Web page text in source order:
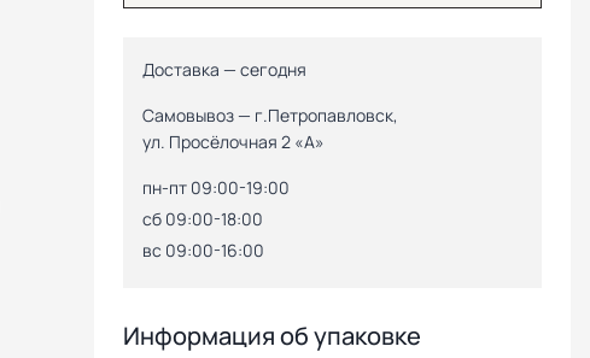
Доставка — сегодня
Самовывоз — г.Петропавловск,
ул. Просёлочная 2 «А»
пн-пт 09:00-19:00
сб 09:00-18:00
вс 09:00-16:00
Информация об упаковке